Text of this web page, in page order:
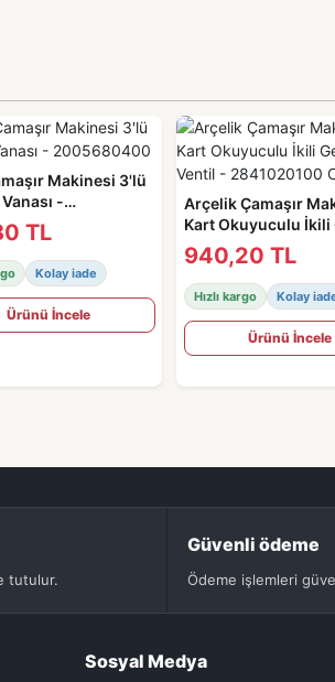
Makinesi 3'lü
-
TL
Kolay iade
Ürünü İncele
Arçelik Çamaşır
Kart Okuyuculu İkili
Ventil - 2841020100
940,20 TL
Hızlı kargo Kolay
Ürünü İncele
tutulur.
Güvenli ödeme
Ödeme işlemleri
Sosyal Medya